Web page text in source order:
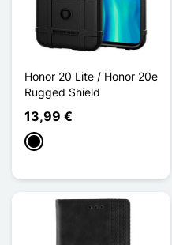
Honor 20 Lite / Honor 20e
Rugged Shield
13,99 €
Negro